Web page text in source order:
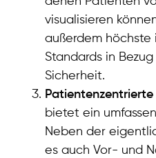
visualisieren
außerdem
Standards in
Sicherheit.
bietet ein
Neben der
es auch Vor- und